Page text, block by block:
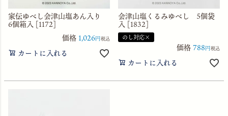
家伝ゆべし会津山塩あん入り
6個箱入 [1172]
価格 1,026 税込
カートに入れる
会津山塩くるみゆべし 5個袋
入 [1832]
のし対応×
価格788 税込
カートに入れる